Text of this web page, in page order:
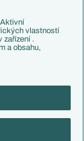
ČTK.
vlastností
zařízení .
a obsahu,